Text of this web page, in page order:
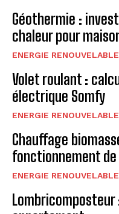
Géothermie :
chaleur pour
ENERGIE RENOUVELABLE
Volet roulant :
électrique Somfy
ENERGIE RENOUVELABLE
Chauffage
fonctionnement
ENERGIE RENOUVELABLE